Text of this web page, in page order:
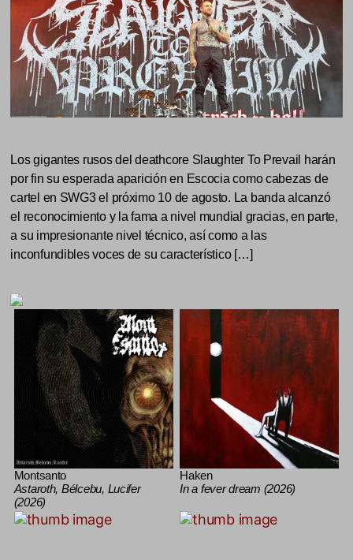
Los gigantes rusos del deathcore Slaughter To Prevail harán
por fin su esperada aparición en Escocia como cabezas de
cartel en SWG3 el próximo 10 de agosto. La banda alcanzó
el reconocimiento y la fama a nivel mundial gracias, en parte,
a su impresionante nivel técnico, así como a las
inconfundibles voces de su característico […]
Montsanto
Astaroth, Bélcebu, Lucifer
(2026)
Haken
In a fever dream (2026)